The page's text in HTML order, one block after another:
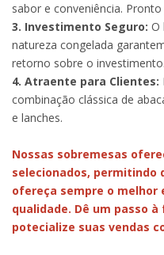
sabor e conveniência.
3. Investimento Seguro: O
natureza congelada
retorno sobre o investimento.
4. Atraente para Clientes:
combinação clássica de
e lanches.
Nossas sobremesas
selecionados, permitindo
ofereça sempre o melhor
qualidade. Dê um passo
potecialize suas vendas